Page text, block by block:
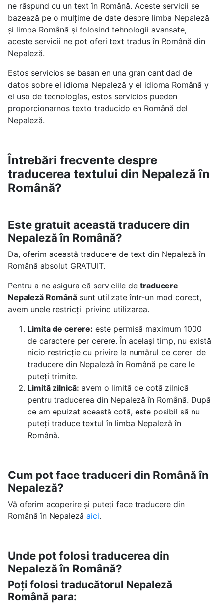
ne răspund cu un text în Română. Aceste servicii se
bazează pe o mulțime de date despre limba Nepaleză
și limba Română și folosind tehnologii avansate,
aceste servicii ne pot oferi text tradus în Română din
Nepaleză.
Estos servicios se basan en una gran cantidad de
datos sobre el idioma Nepaleză y el idioma Română y
el uso de tecnologías, estos servicios pueden
proporcionarnos texto traducido en Română del
Nepaleză.
Întrebări frecvente despre
traducerea textului din Nepaleză în
Română?
Este gratuit această traducere din
Nepaleză în Română?
Da, oferim această traducere de text din Nepaleză în
Română absolut GRATUIT.
Pentru a ne asigura că serviciile de traducere
Nepaleză Românăsunt utilizate într-un mod corect,
avem unele restricții privind utilizarea.
Limita de cerere: este permisă maximum 1000
de caractere per cerere. În același timp, nu există
nicio restricție cu privire la numărul de cereri de
traducere din Nepaleză în Română pe care le
puteți trimite.
Limită zilnică: avem o limită de cotă zilnică
pentru traducerea din Nepaleză în Română. După
ce am epuizat această cotă, este posibil să nu
puteți traduce textul în limba Nepaleză în
Română.
Cum pot face traduceri din Română în
Nepaleză?
Vă oferim acoperire și puteți face traducere din
Română în Nepaleză aici.
Unde pot folosi traducerea din
Nepaleză în Română?
Poți folosi traducătorul Nepaleză
Română para: